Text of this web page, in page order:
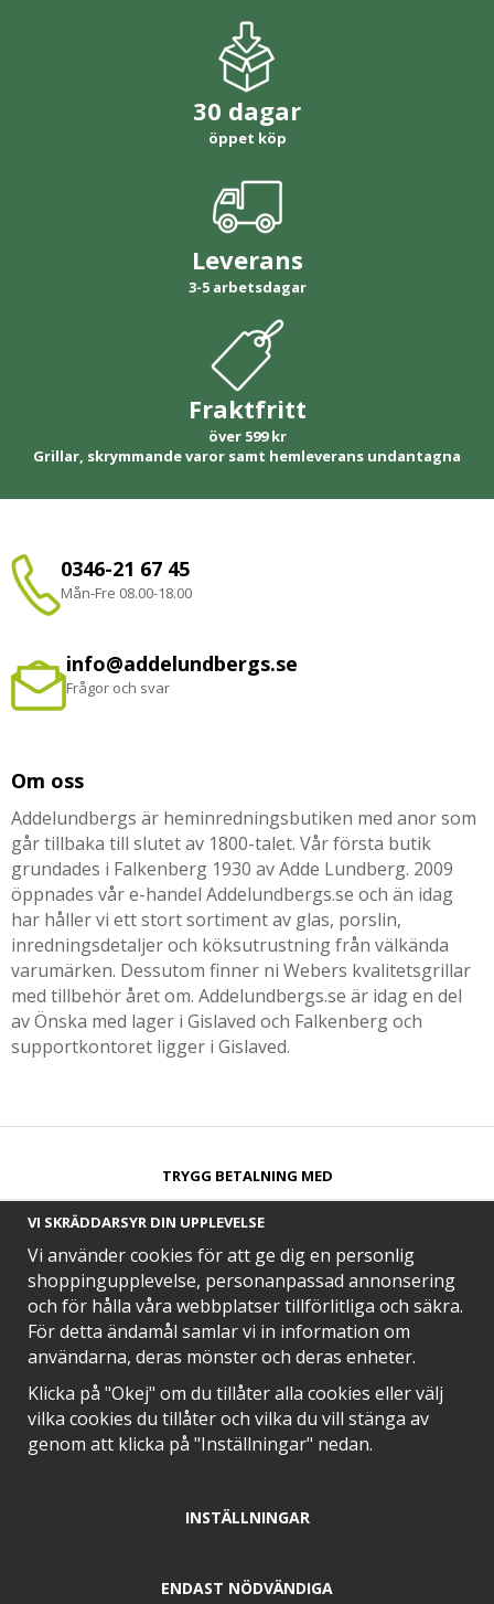
30 dagar
öppet köp
Leverans
3-5 arbetsdagar
Fraktfritt
över 599 kr
Grillar, skrymmande varor samt hemleverans undantagna
0346-21 67 45
Mån-Fre 08.00-18.00
info@addelundbergs.se
Frågor och svar
Om oss
Addelundbergs är heminredningsbutiken med anor som
går tillbaka till slutet av 1800-talet. Vår första butik
grundades i Falkenberg 1930 av Adde Lundberg. 2009
öppnades vår e-handel Addelundbergs.se och än idag
har håller vi ett stort sortiment av glas, porslin,
inredningsdetaljer och köksutrustning från välkända
varumärken. Dessutom finner ni Webers kvalitetsgrillar
med tillbehör året om. Addelundbergs.se är idag en del
av Önska med lager i Gislaved och Falkenberg och
supportkontoret ligger i Gislaved.
TRYGG BETALNING MED​
SNABB LEVERANS MED
EN DEL AV
VI SKRÄDDARSYR DIN UPPLEVELSE
Vi använder cookies för att ge dig en personlig
shoppingupplevelse, personanpassad annonsering
och för hålla våra webbplatser tillförlitliga och säkra.
För detta ändamål samlar vi in information om
användarna, deras mönster och deras enheter.
Klicka på "Okej" om du tillåter alla cookies eller välj
vilka cookies du tillåter och vilka du vill stänga av
genom att klicka på "Inställningar" nedan.
INSTÄLLNINGAR
ENDAST NÖDVÄNDIGA